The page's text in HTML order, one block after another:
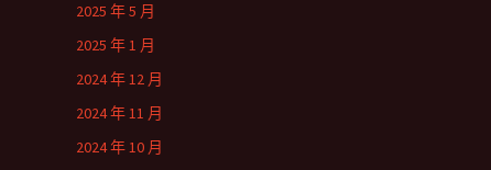
2025 年 5 月
2025 年 1 月
2024 年 12 月
2024 年 11 月
2024 年 10 月